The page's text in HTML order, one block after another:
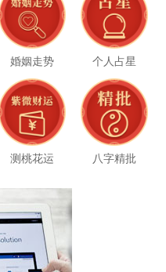
婚姻走势 个人占星
测桃花运 八字精批